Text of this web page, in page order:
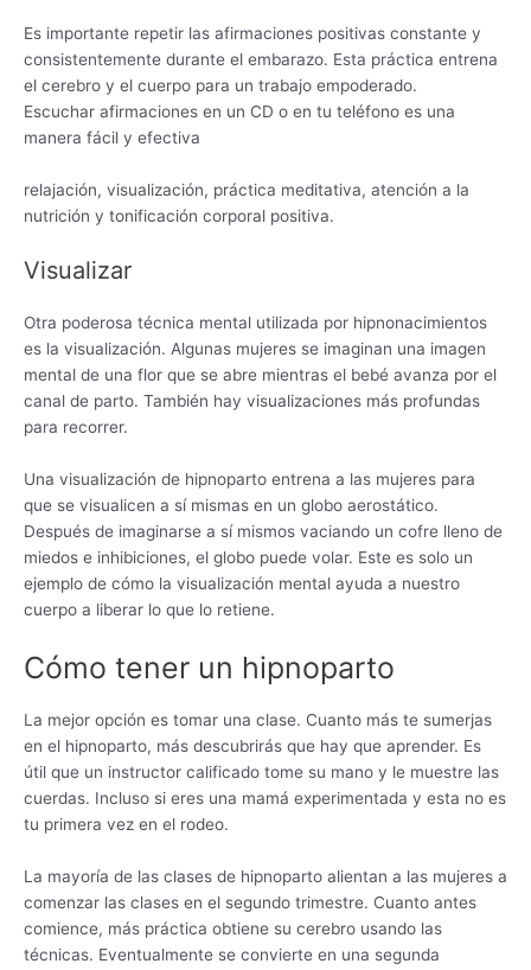
Es importante repetir las afirmaciones positivas constante y
consistentemente durante el embarazo. Esta práctica entrena
el cerebro y el cuerpo para un trabajo empoderado.
Escuchar afirmaciones en un CD o en tu teléfono es una
manera fácil y efectiva
relajación, visualización, práctica meditativa, atención a la
nutrición y tonificación corporal positiva.
Visualizar
Otra poderosa técnica mental utilizada por hipnonacimientos
es la visualización. Algunas mujeres se imaginan una imagen
mental de una flor que se abre mientras el bebé avanza por el
canal de parto. También hay visualizaciones más profundas
para recorrer.
Una visualización de hipnoparto entrena a las mujeres para
que se visualicen a sí mismas en un globo aerostático.
Después de imaginarse a sí mismos vaciando un cofre lleno de
miedos e inhibiciones, el globo puede volar. Este es solo un
ejemplo de cómo la visualización mental ayuda a nuestro
cuerpo a liberar lo que lo retiene.
Cómo tener un hipnoparto
La mejor opción es tomar una clase. Cuanto más te sumerjas
en el hipnoparto, más descubrirás que hay que aprender. Es
útil que un instructor calificado tome su mano y le muestre las
cuerdas. Incluso si eres una mamá experimentada y esta no es
tu primera vez en el rodeo.
La mayoría de las clases de hipnoparto alientan a las mujeres a
comenzar las clases en el segundo trimestre. Cuanto antes
comience, más práctica obtiene su cerebro usando las
técnicas. Eventualmente se convierte en una segunda